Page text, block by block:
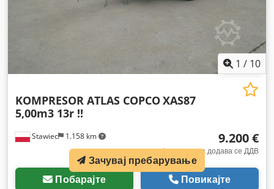
1 / 10
Stawiec 1.158 km
KOMPRESOR ATLAS COPCOXAS87
5,00m3 13r !!
9.200 €
фиксна цена додава се ДДВ
Побарајте Повикајте
Зачувај пребарување